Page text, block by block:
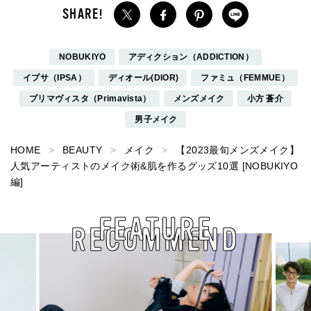
NOBUKIYO アディクション（ADDICTION）
イプサ（IPSA） ディオール(DIOR) ファミュ（FEMMUE）
プリマヴィスタ（Primavista） メンズメイク 小方 蒼介
男子メイク
HOME BEAUTY メイク
【2023最旬メンズメイク】
人気アーティストのメイク術&肌を作るグッズ10選 [NOBUKIYO
編]
RECOMMEND
FEATURE